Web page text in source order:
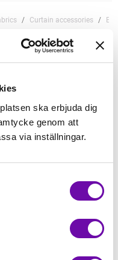
ska erbjuda dig
genom att
via inställningar.
Curtain accessories
16/19 mm and